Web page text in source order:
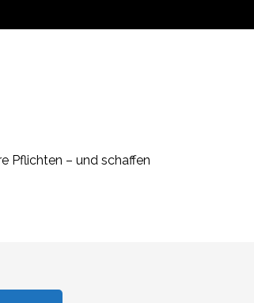
Pflichten – und schaffen